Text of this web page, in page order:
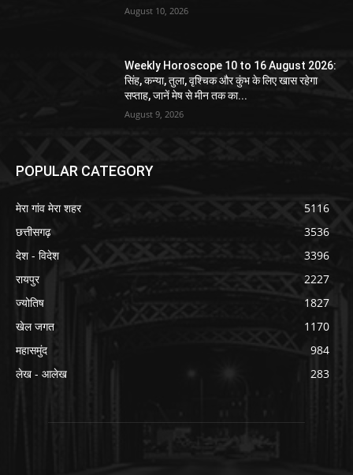
August 10, 2026
Weekly Horoscope 10 to 16 August 2026:
सिंह, कन्या, तुला, वृश्चिक और कुंभ के लिए खास रहेगा
सप्ताह, जानें मेष से मीन तक का...
August 9, 2026
POPULAR CATEGORY
मेरा गांव मेरा शहर
5116
छत्तीसगढ़
3536
देश - विदेश
3396
रायपुर
2227
ज्योतिष
1827
खेल जगत
1170
महासमुंद
984
लेख - आलेख
283